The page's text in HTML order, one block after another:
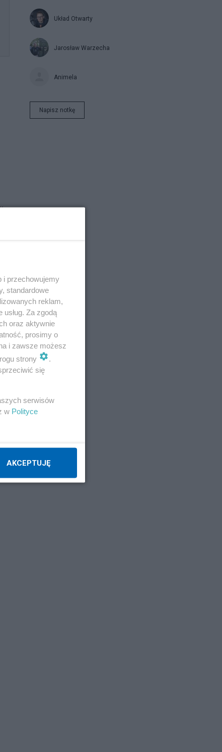
Układ Otwarty
Jarosław Warzecha
Animela
Napisz notkę
i przechowujemy
standardowe
reklam,
Za zgodą
oraz aktywnie
prosimy o
i zawsze możesz
strony
.
się
serwisów
w Polityce
AKCEPTUJĘ